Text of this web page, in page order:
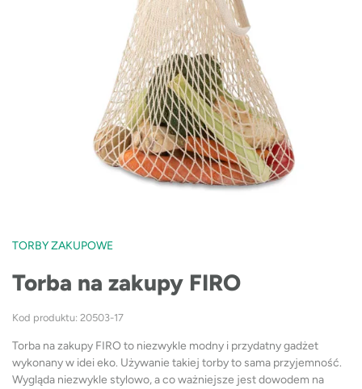
TORBY ZAKUPOWE
Torba na zakupy FIRO
Kod produktu: 20503-17
Torba na zakupy FIRO to niezwykle modny i przydatny gadżet
wykonany w idei eko. Używanie takiej torby to sama przyjemność.
Wygląda niezwykle stylowo, a co ważniejsze jest dowodem na